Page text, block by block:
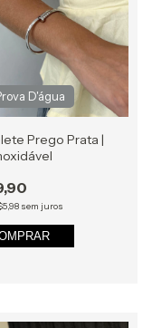
Prego Prata |
sem juros